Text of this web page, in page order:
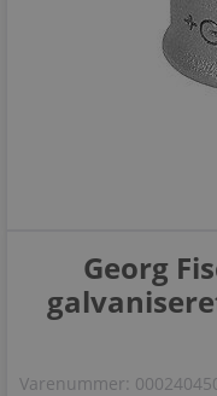
Georg
Varenummer: